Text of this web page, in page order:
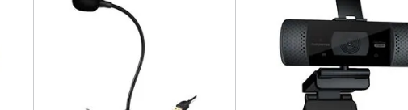
Networking e Wireless